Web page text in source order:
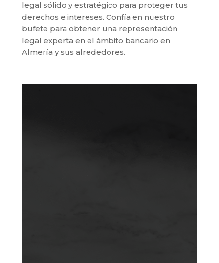
legal sólido y estratégico para proteger tus
derechos e intereses. Confía en nuestro
bufete para obtener una representación
legal experta en el ámbito bancario en
Almería y sus alrededores.